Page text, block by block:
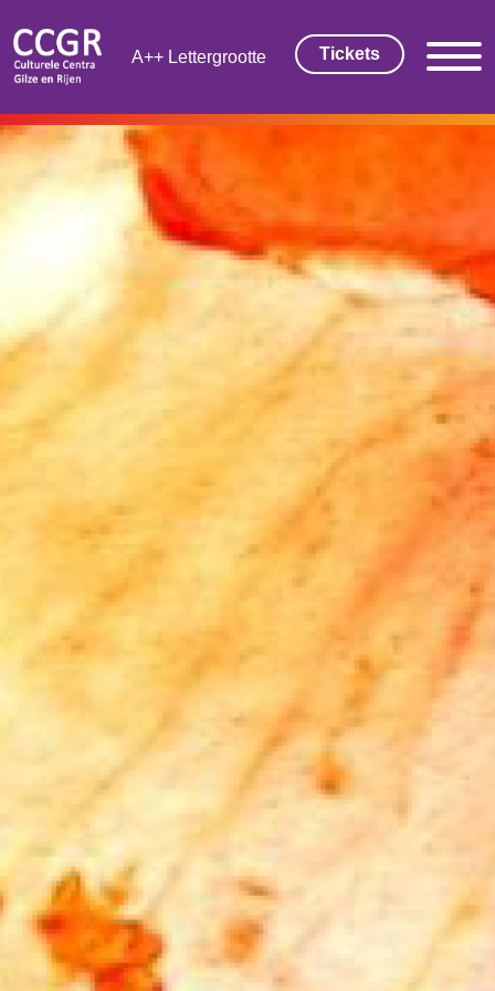
Lettergrootte Tickets
THEATER EN FILM
Tickets
Cultuurmagazine
ZAALVERHUUR DE BOODSCHAP
HORECAMOGELIJKHEDEN
ONTMOETINGSPLEK DE BOODSCHAP
Activiteiten In De Boodschap
De Huiskamer
Huisgenoten
Bus
PRAKTISCHE INFO DE BOODSCHAP
Geschiedenis En Organisatie